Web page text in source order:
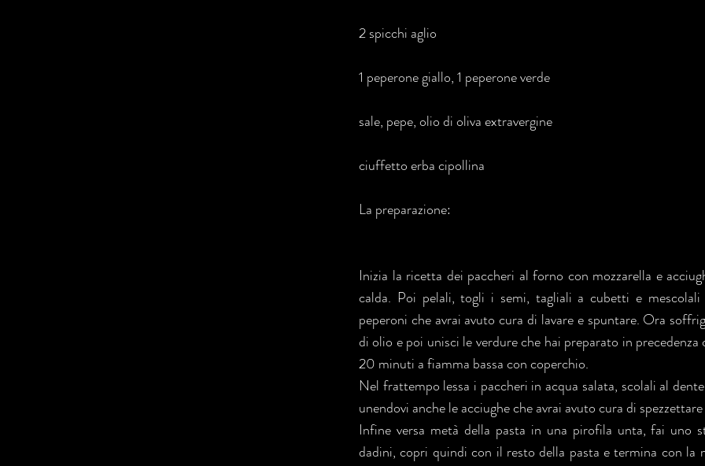
2 spicchi aglio
1 peperone giallo, 1 peperone verde
sale, pepe, olio di oliva extravergine
ciuffetto erba cipollina
La preparazione:
Inizia la ricetta dei paccheri al forno con mozzarella e
calda. Poi pelali, togli i semi, tagliali a cubetti e
peperoni che avrai avuto cura di lavare e spuntare. Ora
di olio e poi unisci le verdure che hai preparato in
20 minuti a fiamma bassa con coperchio.
Nel frattempo lessa i paccheri in acqua salata, scolali al
unendovi anche le acciughe che avrai avuto cura di
Infine versa metà della pasta in una pirofila unta, fai uno
dadini, copri quindi con il resto della pasta e termina con la